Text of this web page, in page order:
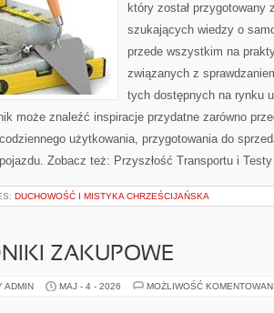
który został przygotowany
szukających wiedzy o
przede wszystkim na
związanych z
tych dostępnych na rynku
może znaleźć inspiracje przydatne zarówno
użytkowania, przygotowania do
Zobacz też: Przyszłość Transportu i
DUCHOWOŚĆ I MISTYKA CHRZEŚCIJAŃSKA
ZAKUPOWE
ADMIN MAJ - 4 - 2026 MOŻLIWOŚĆ